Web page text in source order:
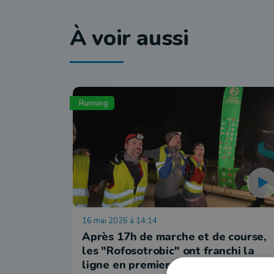
À voir aussi
Running
16 mai 2026 à 14:14
Après 17h de marche et de course,
les "Rofosotrobic" ont franchi la
ligne en premier lors de cette 19è